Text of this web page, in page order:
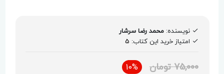
نویسنده:محمد رضا سرشار
امتیاز خرید این کتاب: 5
75,000 تومان 10%